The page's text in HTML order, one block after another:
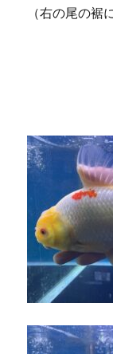
（右の尾の裾